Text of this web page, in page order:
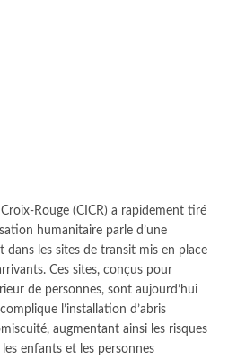
Rouge (CICR) a rapidement tiré
humanitaire parle d’une
les sites de transit mis en place
Ces sites, conçus pour
de personnes, sont aujourd’hui
l’installation d’abris
augmentant ainsi les risques
enfants et les personnes